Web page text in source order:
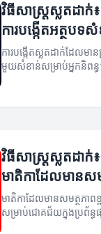
វិធីសាស្រ្តស្លតដាក់
ការបង្កើតអត្ថបទ
ការបង្កើតស្លតដាក់ដែលមា
មួយសំខាន់សម្រាប់អ្នកនិពន្ធ។
យើងនឹងស្វែងយល់ពីវិធីសាស្រ្
វិធីសាស្រ្តស្លតដាក់៖
មាតិកាដែលមានស
មាតិកាដែលមានសមត្ថភាព
សម្រាប់ជោគជ័យក្នុងប្រព័ន្ធ
អត្ថបទនេះនឹងបង្ហាញពីវិធីសាស្